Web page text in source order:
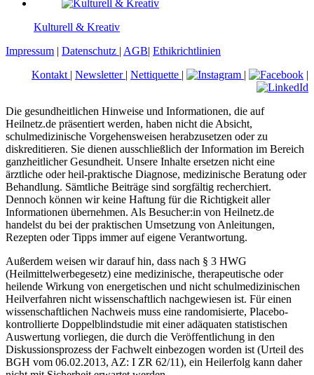
Kulturell & Kreativ
Impressum | Datenschutz | AGB| Ethikrichtlinien
Kontakt | Newsletter | Nettiquette | | |
Die gesundheitlichen Hinweise und Informationen, die auf
Heilnetz.de präsentiert werden, haben nicht die Absicht,
schulmedizinische Vorgehensweisen herabzusetzen oder zu
diskreditieren. Sie dienen ausschließlich der Information im Bereich
ganzheitlicher Gesundheit. Unsere Inhalte ersetzen nicht eine
ärztliche oder heil-praktische Diagnose, medizinische Beratung oder
Behandlung. Sämtliche Beiträge sind sorgfältig recherchiert.
Dennoch können wir keine Haftung für die Richtigkeit aller
Informationen übernehmen. Als Besucher:in von Heilnetz.de
handelst du bei der praktischen Umsetzung von Anleitungen,
Rezepten oder Tipps immer auf eigene Verantwortung.
Außerdem weisen wir darauf hin, dass nach § 3 HWG
(Heilmittelwerbegesetz) eine medizinische, therapeutische oder
heilende Wirkung von energetischen und nicht schulmedizinischen
Heilverfahren nicht wissenschaftlich nachgewiesen ist. Für einen
wissenschaftlichen Nachweis muss eine randomisierte, Placebo-
kontrollierte Doppelblindstudie mit einer adäquaten statistischen
Auswertung vorliegen, die durch die Veröffentlichung in den
Diskussionsprozess der Fachwelt einbezogen worden ist (Urteil des
BGH vom 06.02.2013, AZ: I ZR 62/11), ein Heilerfolg kann daher